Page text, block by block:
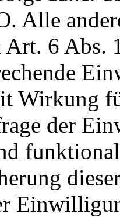
Alle
Art. 6 Abs.
Wirkung
der